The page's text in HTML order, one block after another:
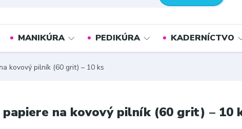
MANIKÚRA PEDIKÚRA KADERNÍCTVO
kovový pilník (60 grit) – 10 ks
na kovový pilník (60 grit) – 10